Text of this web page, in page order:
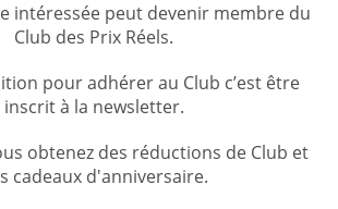
intéressée peut devenir membre du
Club des Prix Réels.
pour adhérer au Club c’est être
inscrit à la newsletter.
obtenez des réductions de Club et
cadeaux d'anniversaire.